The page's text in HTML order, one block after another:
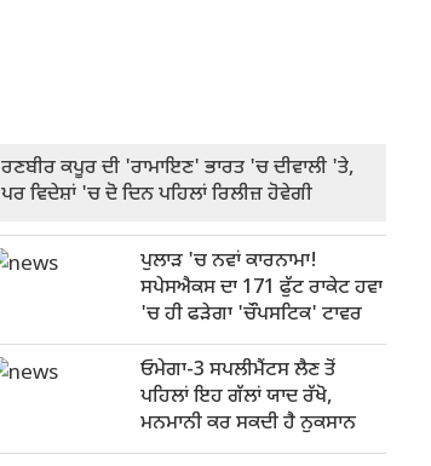
ਰਣਬੀਰ ਕਪੂਰ ਦੀ 'ਰਾਮਾਇਣ' ਭਾਰਤ 'ਚ ਦੀਵਾਲੀ 'ਤੇ,
ਪਰ ਵਿਦੇਸ਼ਾਂ 'ਚ ਦੋ ਦਿਨ ਪਹਿਲਾਂ ਰਿਲੀਜ਼ ਹੋਵੇਗੀ
ਪੁਲਾੜ 'ਚ ਨਵਾਂ ਕਾਰਨਾਮਾ!
ਸਪੇਸਐਕਸ ਦਾ 171 ਫੁੱਟ ਰਾਕੇਟ ਹਵਾ
'ਚ ਹੀ ਫੜੇਗਾ 'ਚੌਪਸਟਿਕ' ਟਾਵਰ
ਓਮੇਗਾ-3 ਸਪਲੀਮੈਂਟਸ ਲੈਣ ਤੋਂ
ਪਹਿਲਾਂ ਇਹ ਗੱਲਾਂ ਯਾਦ ਰੱਖੋ,
ਮਨਮਾਨੀ ਕਰ ਸਕਦੀ ਹੈ ਨੁਕਸਾਨ